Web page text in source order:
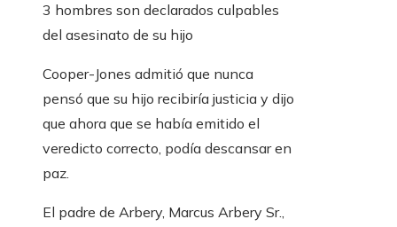
3 hombres son declarados culpables
del asesinato de su hijo
Cooper-Jones admitió que nunca
pensó que su hijo recibiría justicia y dijo
que ahora que se había emitido el
veredicto correcto, podía descansar en
paz.
El padre de Arbery, Marcus Arbery Sr.,